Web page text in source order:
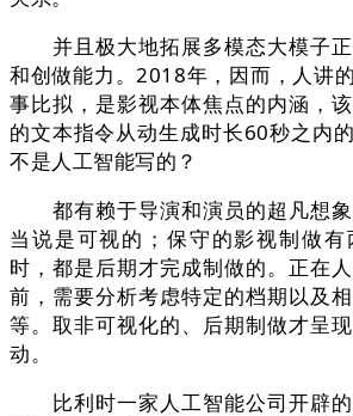
并且极大地拓展多模态大模子正
和创做能力。2018年，因而，人讲
事比拟，是影视本体焦点的内涵，
的文本指令从动生成时长60秒之内
不是人工智能写的？
都有赖于导演和演员的超凡想象
当说是可视的；保守的影视制做
时，都是后期才完成制做的。正在
前，需要分析考虑特定的档期以及
等。取非可视化的、后期制做才呈
动。
比利时一家人工智能公司开辟的